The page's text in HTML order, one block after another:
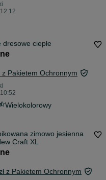
dresowe ciepłe
z Pakietem Ochronnym
Wielokolorowy
zimowo jesienna
Craft XL
z Pakietem Ochronnym